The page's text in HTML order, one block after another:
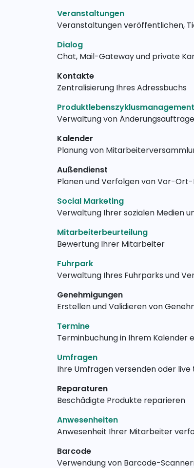
Veranstaltungen
Veranstaltungen veröffentlichen,
Dialog
Chat, Mail-Gateway und private
Kontakte
Zentralisierung Ihres Adressbuchs
Verwaltung von
Kalender
Planung von
Außendienst
Planen und Verfolgen von Vor-
Social Marketing
Verwaltung Ihrer sozialen Medien
Mitarbeiterbeurteilung
Bewertung Ihrer Mitarbeiter
Fuhrpark
Verwaltung Ihres Fuhrparks und
Genehmigungen
Erstellen und Validieren von
Termine
Terminbuchung in Ihrem Kalender
Umfragen
Ihre Umfragen versenden oder live
Reparaturen
Beschädigte Produkte reparieren
Anwesenheiten
Anwesenheit Ihrer Mitarbeiter
Barcode
Verwendung von Barcode-